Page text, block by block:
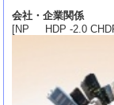
会社・企業関係
[NP HDP -2.0